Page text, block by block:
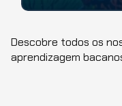
Bem-vindo à
maravi...
Descobre todos os
aprendizagem